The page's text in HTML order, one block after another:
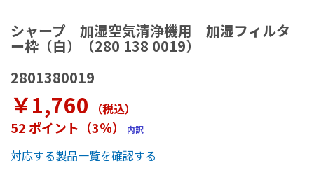
シャープ 加湿空気清浄機用 加湿フィルタ
ー枠（白）（280 138 0019）
2801380019
￥1,760 （税込）
52 ポイント（3％） 内訳
対応する製品一覧を確認する
メ
ー
ジ
ャ
リ
ー
の
最
初